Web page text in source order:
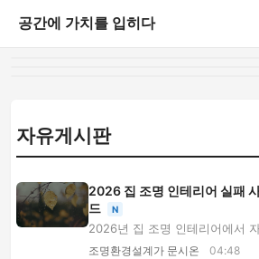
공간에 가치를 입히다
자유게시판
2026 집 조명 인테리어 실패
드
N
2026년 집 조명 인테리어에서
도·매입등·간접조명·스마트 스
조명환경설계가 문시온 04:48